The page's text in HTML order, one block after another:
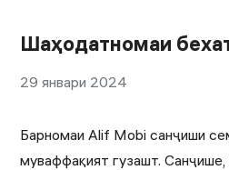
Шаҳодатномаи
29 январи 2024
Барномаи Alif Mobi санҷиши
муваффақият гузашт. Санҷише,